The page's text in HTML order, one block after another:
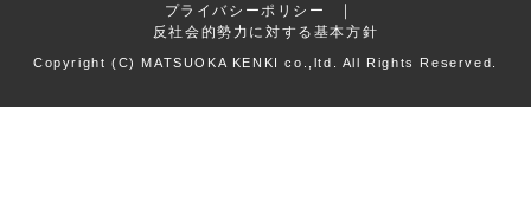
プライバシーポリシー
反社会的勢力に対する基本方針
Copyright (C) MATSUOKA KENKI co.,ltd. All Rights Reserved.